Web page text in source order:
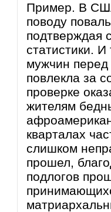
Пример. В
поводу
подтверждая
статистики.
мужчин
повлекла за
проверке
жителям
кварталах
слишком
прошел,
подлогов